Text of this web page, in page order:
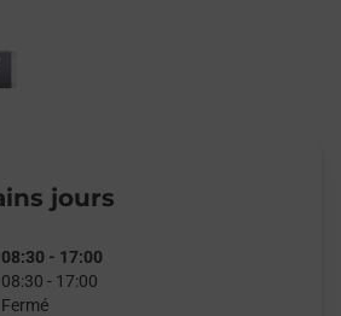
jours
08:30 - 17:00
08:30 - 17:00
Fermé